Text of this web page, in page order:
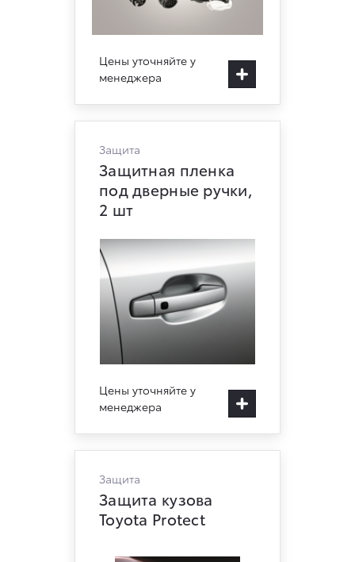
Цены уточняйте у
менеджера
Защита
Защитная пленка
под дверные ручки,
2 шт
Цены уточняйте у
менеджера
Защита
Защита кузова
Toyota Protect